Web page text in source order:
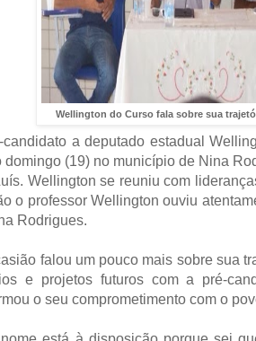
Wellington do Curso fala sobre sua
candidato a deputado estadual
domingo (19) no município de Nina
Wellington se reuniu com
o professor Wellington ouviu
Rodrigues.
falou um pouco mais sobre sua
e projetos futuros com a pré-
o seu comprometimento com o